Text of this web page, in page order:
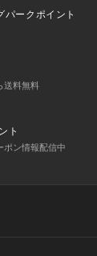
パークポイント
送料無料
ト
ポン情報配信中